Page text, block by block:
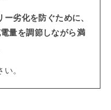
劣化を防ぐために、
量を調節しながら満
。